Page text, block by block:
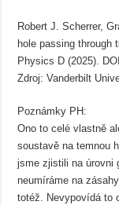
Robert J. Scherrer,
hole passing through
Physics D (2025).
Zdroj: Vanderbilt
Poznámky PH:
Ono to celé vlastně
soustavě na temnou
jsme zjistili na úrovni
neumíráme na
totéž. Nevypovídá to